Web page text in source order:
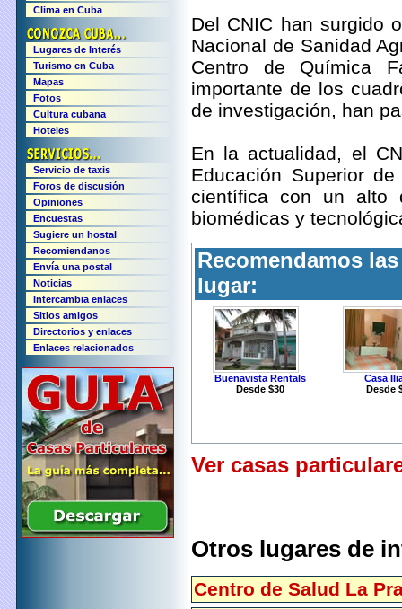
Del CNIC han surgido
Nacional de Sanidad
Centro de Química
importante de los
de investigación, han
En la actualidad, el
Educación Superior
científica con un alto
biomédicas y
Recomendamos
lugar:
Buenavista Rentals
Desde $30
Casa
Desde
Ver casas
Otros lugares de
Centro de Salud La
Clima en Cuba
Lugares de Interés
Turismo en Cuba
Mapas
Fotos
Cultura cubana
Hoteles
Servicio de taxis
Foros de discusión
Opiniones
Encuestas
Sugiere un hostal
Recomiendanos
Envía una postal
Noticias
Intercambia enlaces
Sitios amigos
Directorios y enlaces
Enlaces relacionados